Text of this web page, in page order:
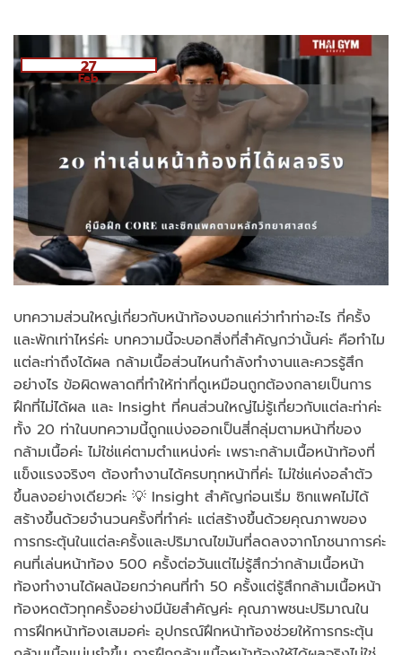
27
Feb
บทความส่วนใหญ่เกี่ยวกับหน้าท้องบอกแค่ว่าทำท่าอะไร กี่ครั้ง
และพักเท่าไหร่ค่ะ บทความนี้จะบอกสิ่งที่สำคัญกว่านั้นค่ะ คือทำไม
แต่ละท่าถึงได้ผล กล้ามเนื้อส่วนไหนกำลังทำงานและควรรู้สึก
อย่างไร ข้อผิดพลาดที่ทำให้ท่าที่ดูเหมือนถูกต้องกลายเป็นการ
ฝึกที่ไม่ได้ผล และ Insight ที่คนส่วนใหญ่ไม่รู้เกี่ยวกับแต่ละท่าค่ะ
ทั้ง 20 ท่าในบทความนี้ถูกแบ่งออกเป็นสี่กลุ่มตามหน้าที่ของ
กล้ามเนื้อค่ะ ไม่ใช่แค่ตามตำแหน่งค่ะ เพราะกล้ามเนื้อหน้าท้องที่
แข็งแรงจริงๆ ต้องทำงานได้ครบทุกหน้าที่ค่ะ ไม่ใช่แค่งอลำตัว
ขึ้นลงอย่างเดียวค่ะ 💡 Insight สำคัญก่อนเริ่ม ซิกแพคไม่ได้
สร้างขึ้นด้วยจำนวนครั้งที่ทำค่ะ แต่สร้างขึ้นด้วยคุณภาพของ
การกระตุ้นในแต่ละครั้งและปริมาณไขมันที่ลดลงจากโภชนาการค่ะ
คนที่เล่นหน้าท้อง 500 ครั้งต่อวันแต่ไม่รู้สึกว่ากล้ามเนื้อหน้า
ท้องทำงานได้ผลน้อยกว่าคนที่ทำ 50 ครั้งแต่รู้สึกกล้ามเนื้อหน้า
ท้องหดตัวทุกครั้งอย่างมีนัยสำคัญค่ะ คุณภาพชนะปริมาณใน
การฝึกหน้าท้องเสมอค่ะ อุปกรณ์ฝึกหน้าท้องช่วยให้การกระตุ้น